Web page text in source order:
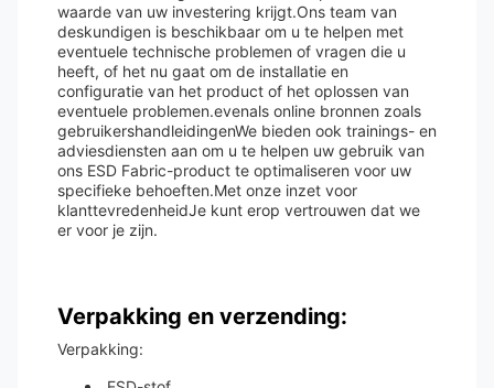
waarde van uw investering krijgt.Ons team van
deskundigen is beschikbaar om u te helpen met
eventuele technische problemen of vragen die u
heeft, of het nu gaat om de installatie en
configuratie van het product of het oplossen van
eventuele problemen.evenals online bronnen zoals
gebruikershandleidingenWe bieden ook trainings- en
adviesdiensten aan om u te helpen uw gebruik van
ons ESD Fabric-product te optimaliseren voor uw
specifieke behoeften.Met onze inzet voor
klanttevredenheidJe kunt erop vertrouwen dat we
er voor je zijn.
Verpakking en verzending:
Verpakking: